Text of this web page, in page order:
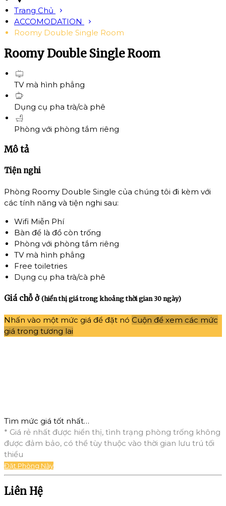
Trang Chủ
ACCOMODATION
Roomy Double Single Room
Roomy Double Single Room
TV mà hình phẳng
Dụng cụ pha trà/cà phê
Phòng với phòng tắm riêng
Mô tả
Tiện nghi
Phòng Roomy Double Single của chúng tôi đi kèm với
các tính năng và tiện nghi sau:
Wifi Miễn Phí
Bàn để là đồ còn trống
Phòng với phòng tắm riêng
TV mà hình phẳng
Free toiletries
Dụng cụ pha trà/cà phê
Giá chỗ ở (hiển thị giá trong khoảng thời gian 30 ngày)
Nhấn vào một mức giá để đặt nó Cuộn để xem các mức
giá trong tương lai
Tìm mức giá tốt nhất…
* Giá rẻ nhất được hiển thị, tình trạng phòng trống không
được đảm bảo, có thể tùy thuộc vào thời gian lưu trú tối
thiểu
Đặt Phòng Này
Liên Hệ